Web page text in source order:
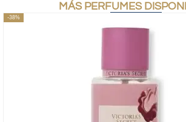
MÁS PERFUMES
-38%